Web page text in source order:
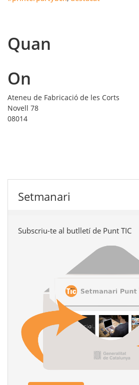
Quan
On
Ateneu de Fabricació de les Corts
Novell 78
08014
Setmanari
Subscriu-te al butlletí de Punt TIC